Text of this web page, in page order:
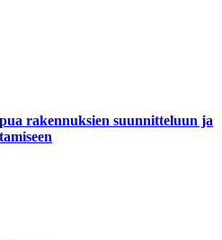
rakennuksien suunnitteluun ja